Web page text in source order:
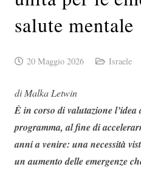
salute mentale
20 Maggio 2026 Israele
di Malka Letwin
È in corso di valutazione
programma, al fine di
anni a venire: una necessità
un aumento delle emergenze